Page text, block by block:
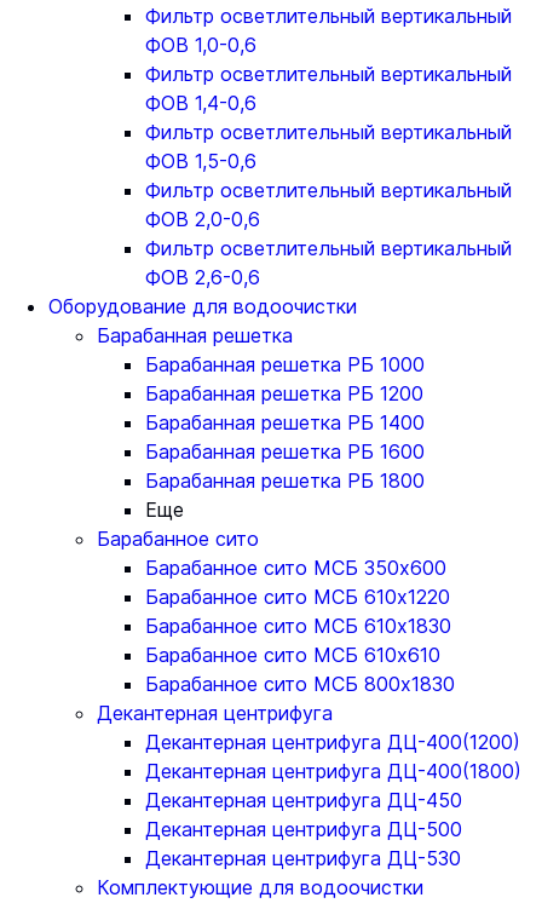
Фильтр осветлительный вертикальный
ФОВ 1,0-0,6
Фильтр осветлительный вертикальный
ФОВ 1,4-0,6
Фильтр осветлительный вертикальный
ФОВ 1,5-0,6
Фильтр осветлительный вертикальный
ФОВ 2,0-0,6
Фильтр осветлительный вертикальный
ФОВ 2,6-0,6
Оборудование для водоочистки
Барабанная решетка
Барабанная решетка РБ 1000
Барабанная решетка РБ 1200
Барабанная решетка РБ 1400
Барабанная решетка РБ 1600
Барабанная решетка РБ 1800
Еще
Барабанное сито
Барабанное сито МСБ 350x600
Барабанное сито МСБ 610x1220
Барабанное сито МСБ 610x1830
Барабанное сито МСБ 610x610
Барабанное сито МСБ 800x1830
Декантерная центрифуга
Декантерная центрифуга ДЦ-400(1200)
Декантерная центрифуга ДЦ-400(1800)
Декантерная центрифуга ДЦ-450
Декантерная центрифуга ДЦ-500
Декантерная центрифуга ДЦ-530
Комплектующие для водоочистки